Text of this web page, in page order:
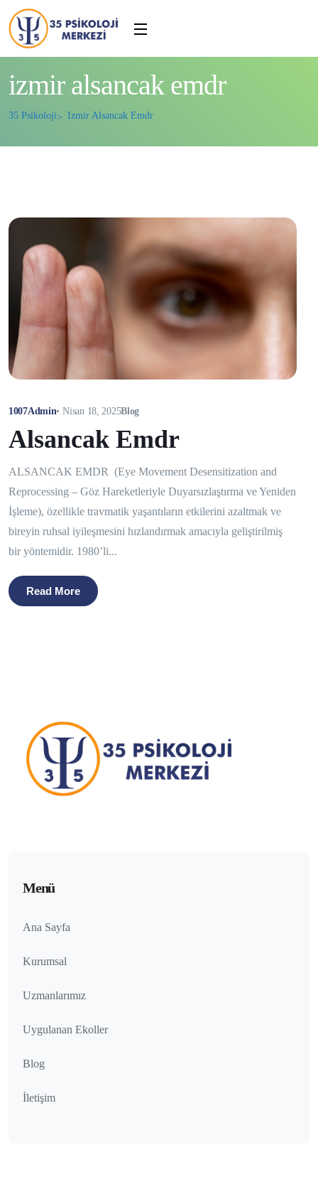
izmir alsancak emdr
35 Psikoloji Izmir Alsancak Emdr
1007Admin• Nisan 18, 2025Blog
Alsancak Emdr
ALSANCAK EMDR (Eye Movement Desensitization and
Reprocessing – Göz Hareketleriyle Duyarsızlaştırma ve Yeniden
İşleme), özellikle travmatik yaşantıların etkilerini azaltmak ve
bireyin ruhsal iyileşmesini hızlandırmak amacıyla geliştirilmiş
bir yöntemidir. 1980’li...
Read More
Menü
Ana Sayfa
Kurumsal
Uzmanlarımız
Uygulanan Ekoller
Blog
İletişim